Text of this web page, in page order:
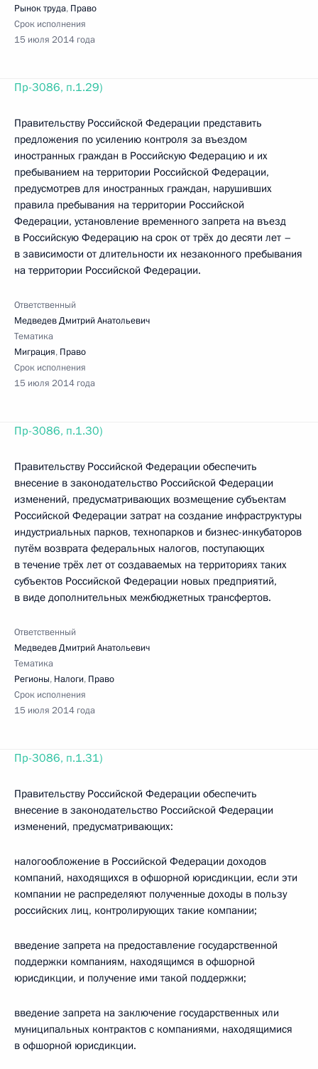
Рынок труда, Право
Срок исполнения
15 июля 2014 года
Пр-3086, п.1.29)
Правительству Российской Федерации представить
предложения по усилению контроля за въездом
иностранных граждан в Российскую Федерацию и их
пребыванием на территории Российской Федерации,
предусмотрев для иностранных граждан, нарушивших
правила пребывания на территории Российской
Федерации, установление временного запрета на въезд
в Российскую Федерацию на срок от трёх до десяти лет –
в зависимости от длительности их незаконного пребывания
на территории Российской Федерации.
Ответственный
Медведев Дмитрий Анатольевич
Тематика
Миграция, Право
Срок исполнения
15 июля 2014 года
Пр-3086, п.1.30)
Правительству Российской Федерации обеспечить
внесение в законодательство Российской Федерации
изменений, предусматривающих возмещение субъектам
Российской Федерации затрат на создание инфраструктуры
индустриальных парков, технопарков и бизнес-инкубаторов
путём возврата федеральных налогов, поступающих
в течение трёх лет от создаваемых на территориях таких
субъектов Российской Федерации новых предприятий,
в виде дополнительных межбюджетных трансфертов.
Ответственный
Медведев Дмитрий Анатольевич
Тематика
Регионы, Налоги, Право
Срок исполнения
15 июля 2014 года
Пр-3086, п.1.31)
Правительству Российской Федерации обеспечить
внесение в законодательство Российской Федерации
изменений, предусматривающих:
налогообложение в Российской Федерации доходов
компаний, находящихся в офшорной юрисдикции, если эти
компании не распределяют полученные доходы в пользу
российских лиц, контролирующих такие компании;
введение запрета на предоставление государственной
поддержки компаниям, находящимся в офшорной
юрисдикции, и получение ими такой поддержки;
введение запрета на заключение государственных или
муниципальных контрактов с компаниями, находящимися
в офшорной юрисдикции.